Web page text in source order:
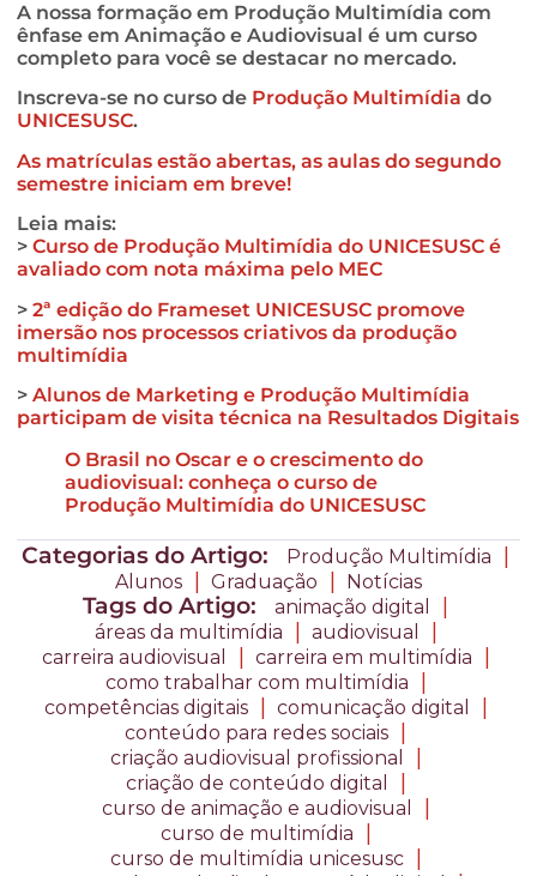
A nossa formação em Produção Multimídia com
ênfase em Animação e Audiovisual é um curso
completo para você se destacar no mercado.
Inscreva-se no curso de Produção Multimídia do
UNICESUSC.
As matrículas estão abertas, as aulas do segundo
semestre iniciam em breve!
Leia mais:
> Curso de Produção Multimídia do UNICESUSC é
avaliado com nota máxima pelo MEC
> 2ª edição do Frameset UNICESUSC promove
imersão nos processos criativos da produção
multimídia
> Alunos de Marketing e Produção Multimídia
participam de visita técnica na Resultados Digitais
O Brasil no Oscar e o crescimento do
audiovisual: conheça o curso de
Produção Multimídia do UNICESUSC
Categorias do Artigo: Produção Multimídia |
Alunos | Graduação | Notícias
Tags do Artigo: animação digital |
áreas da multimídia | audiovisual |
carreira audiovisual | carreira em multimídia |
como trabalhar com multimídia |
competências digitais | comunicação digital |
conteúdo para redes sociais |
criação audiovisual profissional |
criação de conteúdo digital |
curso de animação e audiovisual |
curso de multimídia |
curso de multimídia unicesusc |